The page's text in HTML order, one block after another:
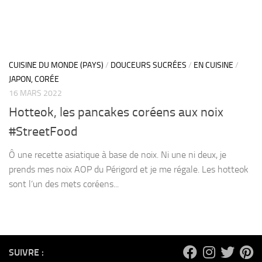
CUISINE DU MONDE (PAYS) / DOUCEURS SUCRÉES / EN CUISINE /
JAPON, CORÉE
16 MARS 2022
Hotteok, les pancakes coréens aux noix
#StreetFood
Ô une recette asiatique à base de noix. Ni une ni deux, je
prends mes noix AOP du Périgord et je me régale. Les hotteok
sont l’un des mets coréens...
SUIVRE :